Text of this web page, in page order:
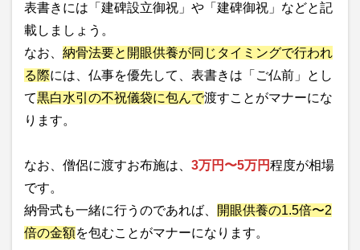
表書きには「建碑設立御祝」や「建碑御祝」などと記
載しましょう。
なお、 納骨法要と開眼供養が同じタイミングで行われ
る際には、仏事を優先して、表書きは「ご仏前」とし
て黒白水引の不祝儀袋に包んで渡すことがマナーにな
ります。
なお、僧侶に渡すお布施は、 3万円〜5万円程度が相場
です。
納骨式も一緒に行うのであれば、
開眼供養の1.5倍〜2
倍の金額を包むことがマナーになります。